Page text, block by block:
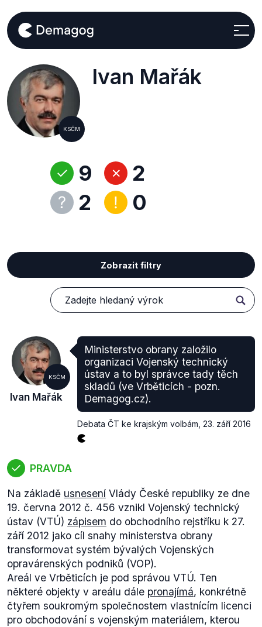
KSČM
Ivan Mařák
9
2
2
0
Zobrazit filtry
KSČM
Ivan Mařák
Ministerstvo obrany založilo
organizaci Vojenský technický
ústav a to byl správce tady těch
skladů (ve Vrběticích - pozn.
Demagog.cz).
Debata ČT ke krajským volbám 23. září 2016
PRAVDA
Na základě usnesení Vlády České republiky ze dne
19. června 2012 č. 456 vznikl Vojenský technický
ústav (VTÚ) zápisem do obchodního rejstříku k 27.
září 2012 jako cíl snahy ministerstva obrany
transformovat systém bývalých Vojenských
opravárenských podniků (VOP).
Areál ve Vrběticích je pod správou VTÚ. Ten
některé objekty v areálu dále pronajímá, konkrétně
čtyřem soukromým společnostem vlastnícím licenci
pro obchodování s vojenským materiálem, kterou